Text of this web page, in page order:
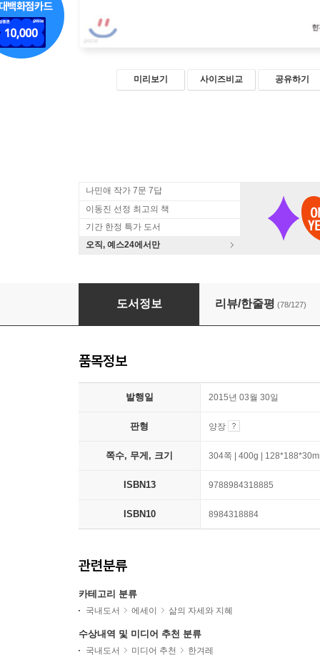
미리보기 사이즈비교 공유하기
나민애 작가 7문 7답
이동진 선정 최고의 책
기간 한정 특가 도서
오직, 예스24에서만
태도에 관하여
도서정보 리뷰/한줄평 (78/127)
품목정보
발행일 2015년 03월 30일
판형 양장
쪽수, 무게, 크기 304쪽 | 400g |
ISBN13 9788984318885
ISBN10 8984318884
관련분류
카테고리 분류
국내도서 에세이 삶의 자세와 지혜
수상내역 및 미디어 추천 분류
국내도서 미디어 추천 한겨레